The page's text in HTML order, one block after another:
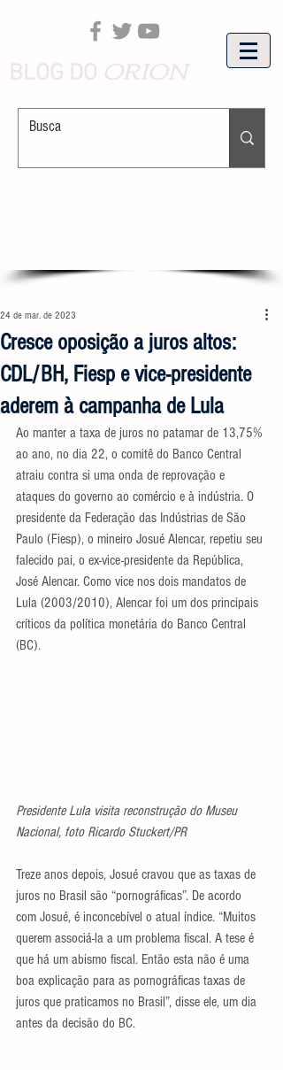
Cresce oposição a juros altos:
CDL/BH, Fiesp e vice-presidente
aderem à campanha de Lula
24 de mar. de 2023
Ao manter a taxa de juros no patamar de 13,75%
ao ano, no dia 22, o comitê do Banco Central
atraiu contra si uma onda de reprovação e
ataques do governo ao comércio e à indústria. O
presidente da Federação das Indústrias de São
Paulo (Fiesp), o mineiro Josué Alencar, repetiu seu
falecido pai, o ex-vice-presidente da República,
José Alencar. Como vice nos dois mandatos de
Lula (2003/2010), Alencar foi um dos principais
críticos da política monetária do Banco Central
(BC).
Presidente Lula visita reconstrução do Museu
Nacional, foto Ricardo Stuckert/PR
Treze anos depois, Josué cravou que as taxas de
juros no Brasil são “pornográficas”. De acordo
com Josué, é inconcebível o atual índice. “Muitos
querem associá-la a um problema fiscal. A tese é
que há um abismo fiscal. Então esta não é uma
boa explicação para as pornográficas taxas de
juros que praticamos no Brasil”, disse ele, um dia
antes da decisão do BC.